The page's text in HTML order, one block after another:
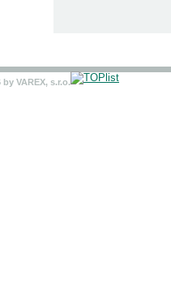
VAREX, s.r.o.